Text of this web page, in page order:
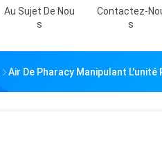
Au Sujet De Nou
S
Contactez-
S
Air De Pharacy Manipulant